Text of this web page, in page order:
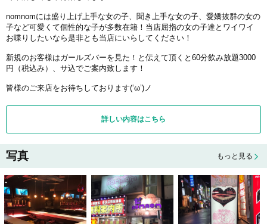
nomnomには盛り上げ上手な女の子、聞き上手な女の子、愛嬌抜群の女の
子など可愛くて個性的な子が多数在籍！当店屈指の女の子達とワイワイ
お喋りしたいなら是非とも当店にいらしてください！
新規のお客様はガールズバーを見た！と伝えて頂くと60分飲み放題3000
円（税込み）、サ込でご案内致します！
皆様のご来店をお待ちしております(‘ω’)ノ
詳しい内容はこちら
写真 もっと見る